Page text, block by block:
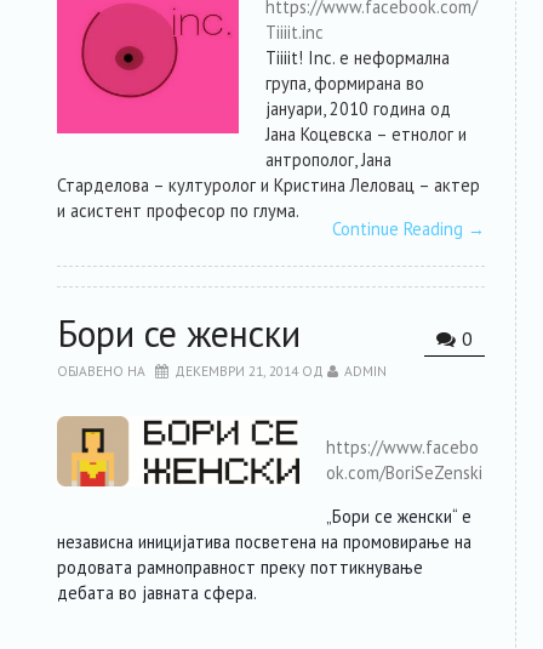
ФОРУМ
ЗА ПЛАТФОРМАТА
https://www.facebook.com/
Tiiiit.inc
Tiiiit! Inc. е неформална
група, формирана во
јануари, 2010 година од
Јана Коцевска – етнолог и
антрополог, Јана
Старделова – културолог и Кристина Леловац – актер
и асистент професор по глума.
Continue Reading →
0
Бори се женски
ОБЈАВЕНО НА ДЕКЕМВРИ 21, 2014ОД ADMIN
https://www.facebo
ok.com/BoriSeZenski
„Бори се женски“ е
независна иницијатива посветена на промовирање на
родовата рамноправност преку поттикнување
дебата во јавната сфера.